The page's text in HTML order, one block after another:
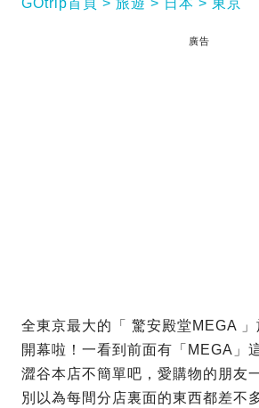
廣告
全東京最大的「 驚安殿堂MEGA
開幕啦！一看到前面有「MEGA」
澀谷本店不簡單吧，愛購物的朋友
別以為每間分店裏面的東西都差不